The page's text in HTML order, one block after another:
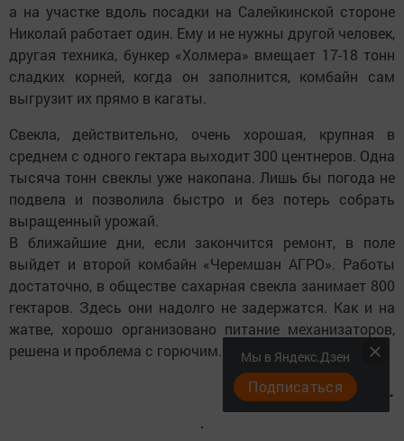
а на участке вдоль посадки на Салейкинской стороне
Николай работает один. Ему и не нужны другой человек,
другая техника, бункер «Холмера» вмещает 17-18 тонн
сладких корней, когда он заполнится, комбайн сам
выгрузит их прямо в кагаты.
Свекла, действительно, очень хорошая, крупная в
среднем с одного гектара выходит 300 центнеров. Одна
тысяча тонн свеклы уже накопана. Лишь бы погода не
подвела и позволила быстро и без потерь собрать
выращенный урожай.
В ближайшие дни, если закончится ремонт, в поле
выйдет и второй комбайн «Черемшан АГРО». Работы
достаточно, в обществе сахарная свекла занимает 800
гектаров. Здесь они надолго не задержатся. Как и на
жатве, хорошо организовано питание механизаторов,
решена и проблема с горючим.
Кадыр Гумеров.
Мы в Яндекс.Дзен
Подписаться